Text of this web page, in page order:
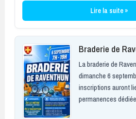
Lire la suite »
Braderie de
La braderie de
dimanche 6
inscriptions auront
permanences